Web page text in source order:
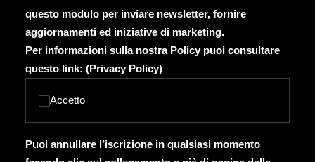
questo modulo per inviare newsletter, fornire
aggiornamenti ed iniziative di marketing.
Per informazioni sulla nostra Policy puoi consultare
questo link: (Privacy Policy)
Accetto
Puoi annullare l’iscrizione in qualsiasi momento